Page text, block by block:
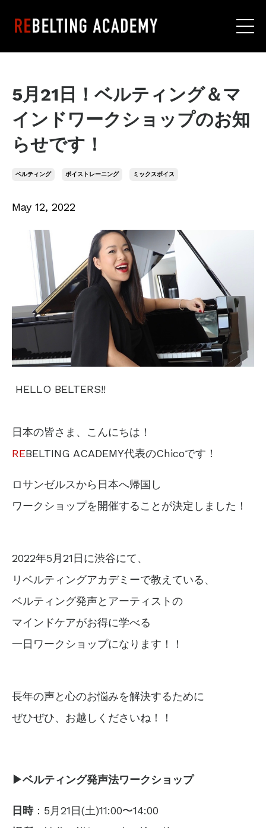
5月21日！ベルティング＆マ
インドワークショップのお知
らせです！
ベルティング ボイストレーニング ミックスボイス
May 12, 2022
HELLO BELTERS!!
日本の皆さま、こんにちは！
REBELTING ACADEMY代表のChicoです！
ロサンゼルスから日本へ帰国し
ワークショップを開催することが決定しました！
2022年5月21日に渋谷にて、
リベルティングアカデミーで教えている、
ベルティング発声とアーティストの
マインドケアがお得に学べる
一日ワークショップになります！！
長年の声と心のお悩みを解決するために
ぜひぜひ、お越しくださいね！！
▶︎ベルティング発声法ワークショップ
日時：5月21日(土)11:00〜14:00